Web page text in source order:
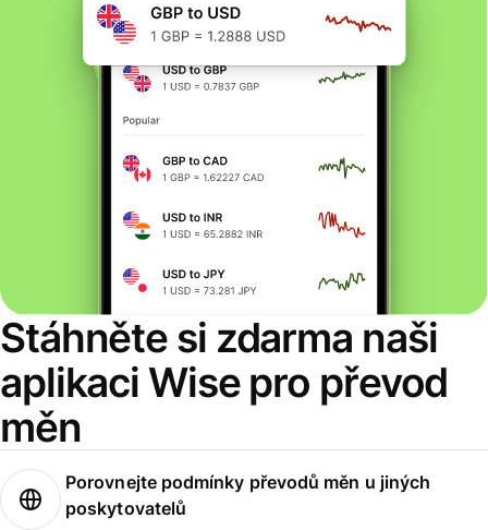
Stáhněte si zdarma naši
aplikaci Wise pro převod
měn
Porovnejte podmínky převodů měn u jiných
poskytovatelů